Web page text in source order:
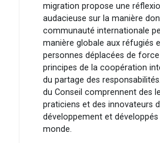
migration propose une
audacieuse sur la manière
communauté internationale
manière globale aux réfugiés
personnes déplacées de
principes de la coopération
du partage des
du Conseil comprennent des
praticiens et des innovateurs
développement et
monde.